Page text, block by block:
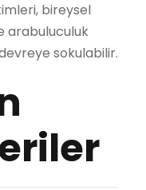
bireysel
arabuluculuk
sokulabilir.